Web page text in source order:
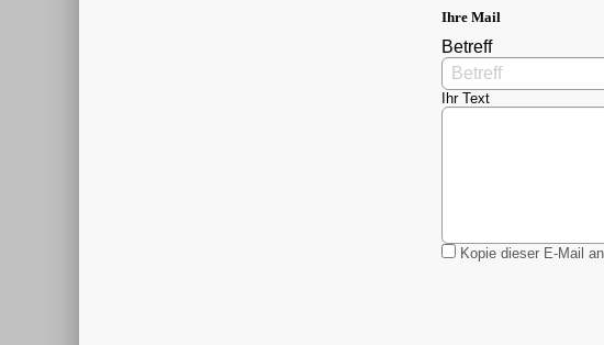
Ihre Mail
Betreff
Ihr Text
Kopie dieser E-Mail